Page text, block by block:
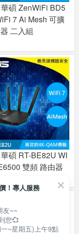
碩 ZenWiFi BD5
7 Ai Mesh 可擴
二入組
碩 RT-BE82U WI
雙頻 路由器
！專人服務
~~
您💞
~星期五)上午9點